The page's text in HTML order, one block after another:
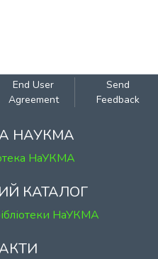
End User
Agreement
Send
Feedback
НАУКМА
НаУКМА
КАТАЛОГ
НаУКМА